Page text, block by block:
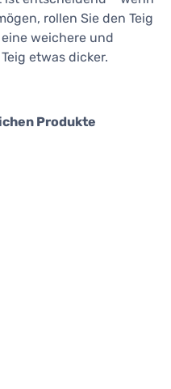
rollen Sie den Teig
weichere und
etwas dicker.
Produkte